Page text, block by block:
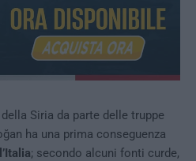
Siria da parte delle truppe
ha una prima conseguenza
; secondo alcuni fonti curde,